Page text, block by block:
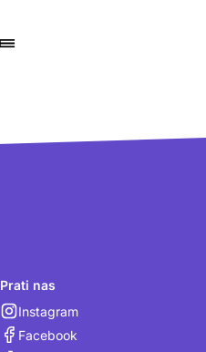
Prati nas
Instagram
Facebook